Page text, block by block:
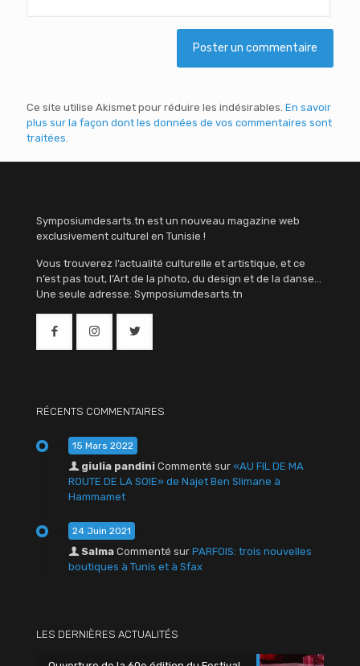
Ce site utilise Akismet pour réduire les indésirables. En savoir
plus sur la façon dont les données de vos commentaires sont
traitées.
Symposiumdesarts.tn est un nouveau magazine web
exclusivement culturel en Tunisie !
Vous trouverez l’actualité culturelle et artistique, et ce
n’est pas tout, l’Art de la photo, du design et de la danse…
Une seule adresse: Symposiumdesarts.tn
RÉCENTS COMMENTAIRES
15 Mars 2022
giulia pandini Commenté sur «AU FIL DE MA
ROUTE DE LA SOIE» de Najet Ben Slimane à
Hammamet
24 Juin 2021
Salma Commenté sur PARFOIS: trois nouvelles
boutiques à Tunis et à Sfax
LES DERNIÈRES ACTUALITÉS